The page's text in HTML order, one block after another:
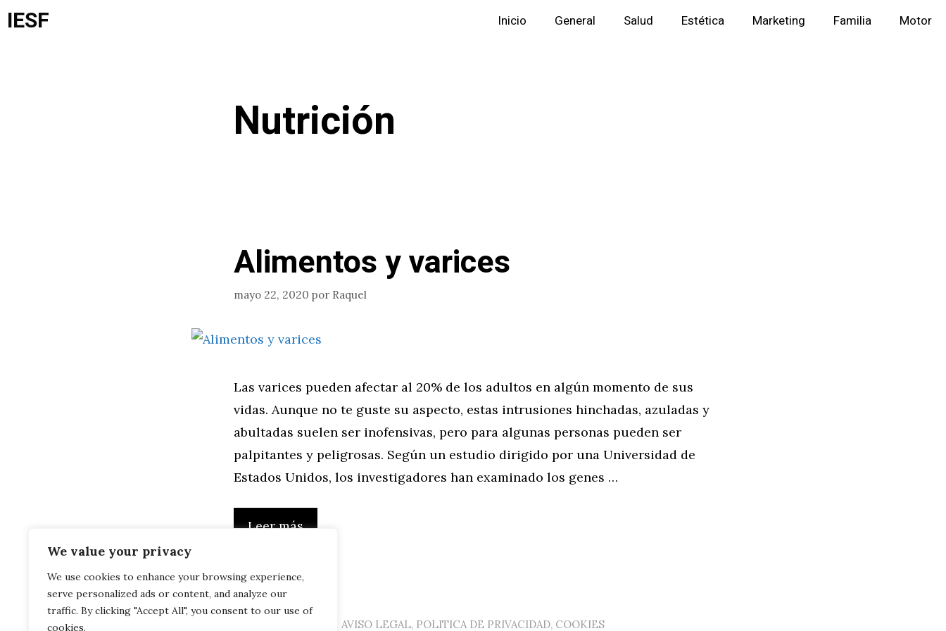
We value your privacy
We use cookies to enhance your browsing experience,
serve personalized ads or content, and analyze our
traffic. By clicking "Accept All", you consent to our use of
cookies.
Saltar
alIESF Inicio General Salud Estética Marketing Familia Motor
Nutrición
Alimentos y varices
mayo 22, 2020 por Raquel
Las varices pueden afectar al 20% de los adultos en algún momento de sus
vidas. Aunque no te guste su aspecto, estas intrusiones hinchadas, azuladas y
abultadas suelen ser inofensivas, pero para algunas personas pueden ser
palpitantes y peligrosas. Según un estudio dirigido por una Universidad de
Estados Unidos, los investigadores han examinado los genes …
Leer más
AVISO LEGAL, POLITICA DE PRIVACIDAD, COOKIES